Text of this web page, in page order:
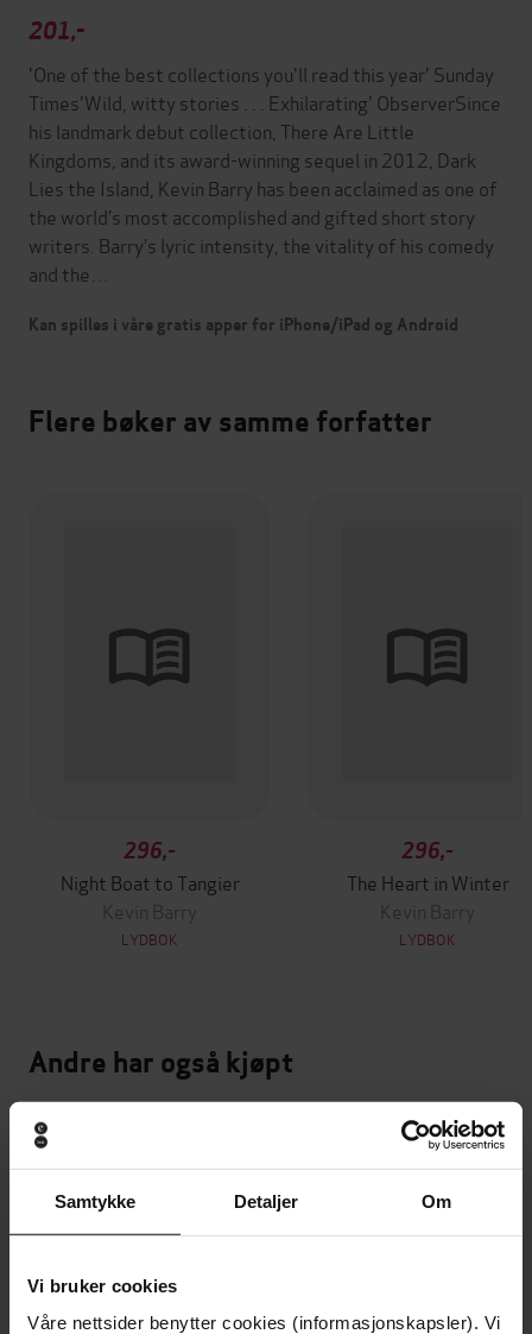
Samtykke Detaljer Om
Vi bruker cookies
Våre nettsider benytter cookies (informasjonskapsler). Vi
201,-
'One of the best collections you'll read this year' Sunday
Times'Wild, witty stories . . . Exhilarating' ObserverSince
his landmark debut collection, There Are Little
Kingdoms, and its award-winning sequel in 2012, Dark
Lies the Island, Kevin Barry has been acclaimed as one of
the world’s most accomplished and gifted short story
writers. Barry’s lyric intensity, the vitality of his comedy
and the…
Kan spilles i våre gratis apper for iPhone/iPad og Android
Flere bøker av samme forfatter
296,-
Night Boat to Tangier
Kevin Barry
LYDBOK
296,-
The Heart in Winter
Kevin Barry
LYDBOK
Andre har også kjøpt
Premium
Første gang på tilbud